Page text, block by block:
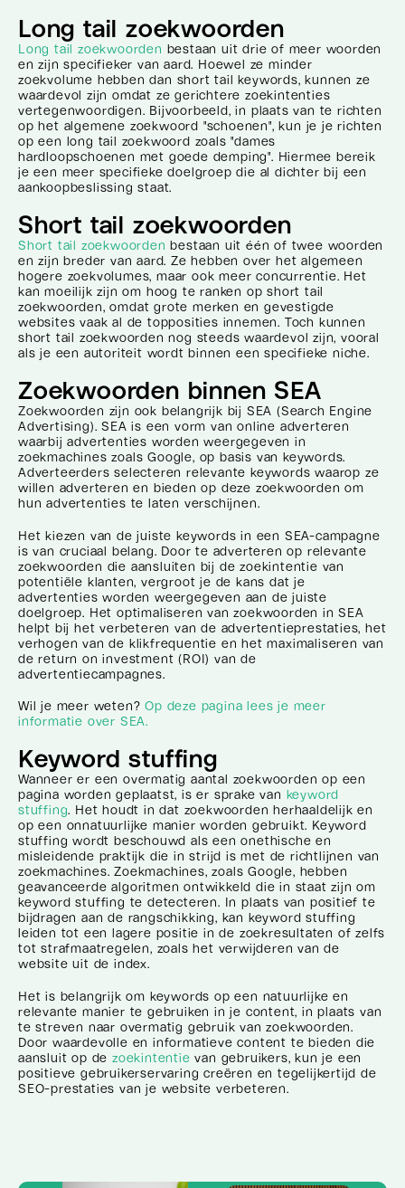
Long tail zoekwoorden
Long tail zoekwoorden bestaan uit drie of meer woorden
en zijn specifieker van aard. Hoewel ze minder
zoekvolume hebben dan short tail keywords, kunnen ze
waardevol zijn omdat ze gerichtere zoekintenties
vertegenwoordigen. Bijvoorbeeld, in plaats van te richten
op het algemene zoekwoord "schoenen", kun je je richten
op een long tail zoekwoord zoals "dames
hardloopschoenen met goede demping". Hiermee bereik
je een meer specifieke doelgroep die al dichter bij een
aankoopbeslissing staat.
Short tail zoekwoorden
Short tail zoekwoorden bestaan uit één of twee woorden
en zijn breder van aard. Ze hebben over het algemeen
hogere zoekvolumes, maar ook meer concurrentie. Het
kan moeilijk zijn om hoog te ranken op short tail
zoekwoorden, omdat grote merken en gevestigde
websites vaak al de topposities innemen. Toch kunnen
short tail zoekwoorden nog steeds waardevol zijn, vooral
als je een autoriteit wordt binnen een specifieke niche.
Zoekwoorden binnen SEA
Zoekwoorden zijn ook belangrijk bij SEA (Search Engine
Advertising). SEA is een vorm van online adverteren
waarbij advertenties worden weergegeven in
zoekmachines zoals Google, op basis van keywords.
Adverteerders selecteren relevante keywords waarop ze
willen adverteren en bieden op deze zoekwoorden om
hun advertenties te laten verschijnen.
Het kiezen van de juiste keywords in een SEA-campagne
is van cruciaal belang. Door te adverteren op relevante
zoekwoorden die aansluiten bij de zoekintentie van
potentiële klanten, vergroot je de kans dat je
advertenties worden weergegeven aan de juiste
doelgroep. Het optimaliseren van zoekwoorden in SEA
helpt bij het verbeteren van de advertentieprestaties, het
verhogen van de klikfrequentie en het maximaliseren van
de return on investment (ROI) van de
advertentiecampagnes.
Wil je meer weten?Op deze pagina lees je meer
informatie over SEA.
Keyword stuffing
Wanneer er een overmatig aantal zoekwoorden op een
pagina worden geplaatst, is er sprake van keyword
stuffing. Het houdt in dat zoekwoorden herhaaldelijk en
op een onnatuurlijke manier worden gebruikt. Keyword
stuffing wordt beschouwd als een onethische en
misleidende praktijk die in strijd is met de richtlijnen van
zoekmachines. Zoekmachines, zoals Google, hebben
geavanceerde algoritmen ontwikkeld die in staat zijn om
keyword stuffing te detecteren. In plaats van positief te
bijdragen aan de rangschikking, kan keyword stuffing
leiden tot een lagere positie in de zoekresultaten of zelfs
tot strafmaatregelen, zoals het verwijderen van de
website uit de index.
Het is belangrijk om keywords op een natuurlijke en
relevante manier te gebruiken in je content, in plaats van
te streven naar overmatig gebruik van zoekwoorden.
Door waardevolle en informatieve content te bieden die
aansluit op dezoekintentievan gebruikers, kun je een
positieve gebruikerservaring creëren en tegelijkertijd de
SEO-prestaties van je website verbeteren.